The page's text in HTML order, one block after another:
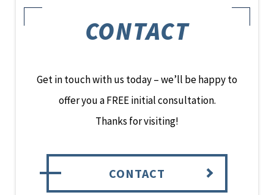
CONTACT
Get in touch with us today – we’ll be happy to
offer you a FREE initial consultation.
Thanks for visiting!
CONTACT